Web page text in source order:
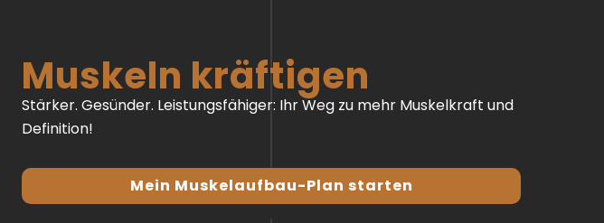
Muskeln kräftigen
Stärker. Gesünder. Leistungsfähiger: Ihr Weg zu mehr Muskelkraft und
Definition!
Mein Muskelaufbau-Plan starten